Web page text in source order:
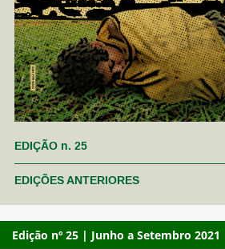
EDIÇÃO n. 25
EDIÇÕES ANTERIORES
Edição nº 25 | Junho a Setembro 2021